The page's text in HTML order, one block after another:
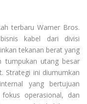
terbaru Warner Bros.
kabel dari divisi
tekanan berat yang
tumpukan utang besar
Strategi ini diumumkan
yang bertujuan
operasional, dan